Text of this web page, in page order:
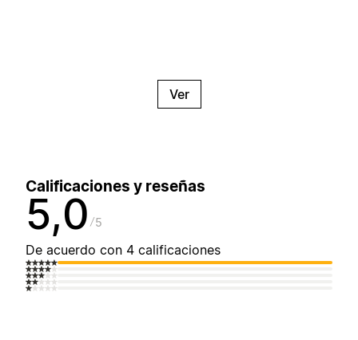
Ver
Calificaciones y reseñas
5,0 5
De acuerdo con 4 calificaciones